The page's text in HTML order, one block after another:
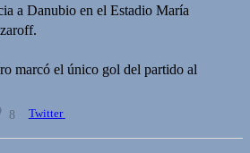
a Danubio en el Estadio María
marcó el único gol del partido al
8 Twitter